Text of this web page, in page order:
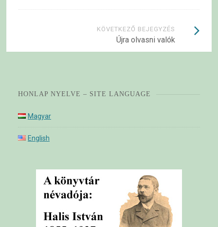
KÖVETKEZŐ BEJEGYZÉS
Újra olvasni valók
HONLAP NYELVE – SITE LANGUAGE
Magyar
English